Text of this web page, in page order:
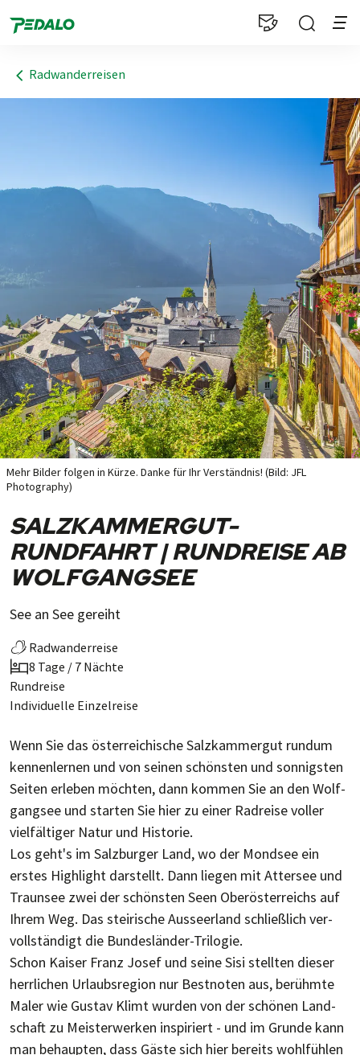
1
Radwanderreisen
Mehr Bilder folgen in Kürze. Danke für Ihr Verständnis! (Bild: JFL
Photography)
SALZKAMMERGUT-
RUNDFAHRT | RUNDREISE AB
WOLFGANGSEE
See an See gereiht
Radwanderreise
8 Tage / 7 Nächte
Rundreise
Individuelle Einzelreise
Wenn Sie das öster­reich­ische Salz­kammer­gut rund­um
ken­nen­ler­nen und von seinen schön­sten und son­nig­sten
Seiten erle­ben möch­ten, dann kom­men Sie an den Wolf­
gang­see und star­ten Sie hier zu einer Rad­reise vol­ler
viel­fäl­tiger Natur und Historie.
Los geht's im Salz­bur­ger Land, wo der Mond­see ein
erstes High­light dar­stellt. Dann lie­gen mit Atter­see und
Traun­see zwei der schön­sten Seen Ober­öster­reichs auf
Ihrem Weg. Das stei­ri­sche Aus­seer­land schließ­lich ver­
voll­stän­digt die Bun­des­länder-Trilogie.
Schon Kaiser Franz Josef und seine Sisi stell­ten dieser
herr­li­chen Urlaubs­region nur Best­noten aus, be­rühmte
Maler wie Gustav Klimt wurden von der schönen Land­
schaft zu Meis­ter­werken inspi­riert - und im Grunde kann
man be­haup­ten, dass Gäste sich hier bereits wohl­füh­len